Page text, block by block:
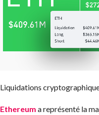
Liquidations
Ethereum a représenté la